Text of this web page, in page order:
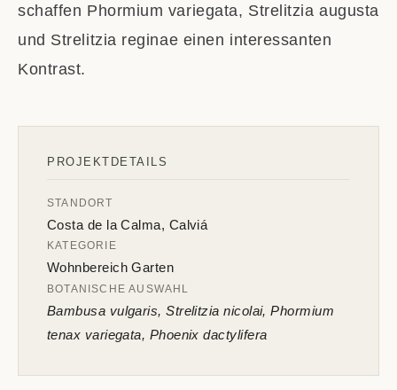
schaffen Phormium variegata, Strelitzia augusta
und Strelitzia reginae einen interessanten
Kontrast.
PROJEKTDETAILS
STANDORT
Costa de la Calma, Calviá
KATEGORIE
Wohnbereich Garten
BOTANISCHE AUSWAHL
Bambusa vulgaris, Strelitzia nicolai, Phormium
tenax variegata, Phoenix dactylifera